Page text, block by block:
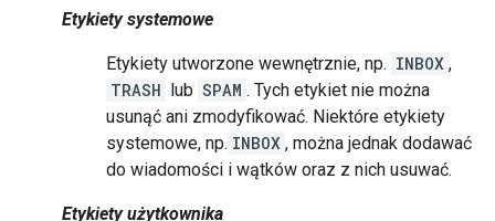
Etykiety systemowe
Etykiety utworzone wewnętrznie, np. INBOX ,
TRASH lub SPAM . Tych etykiet nie można
usunąć ani zmodyfikować. Niektóre etykiety
systemowe, np. INBOX , można jednak dodawać
do wiadomości i wątków oraz z nich usuwać.
Etykiety użytkownika